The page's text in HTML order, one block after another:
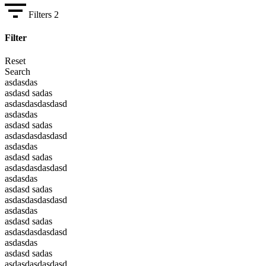
Filters 2
Filter
Reset
Search
asdasdas
asdasd sadas
asdasdasdasdasd
asdasdas
asdasd sadas
asdasdasdasdasd
asdasdas
asdasd sadas
asdasdasdasdasd
asdasdas
asdasd sadas
asdasdasdasdasd
asdasdas
asdasd sadas
asdasdasdasdasd
asdasdas
asdasd sadas
asdasdasdasdasd